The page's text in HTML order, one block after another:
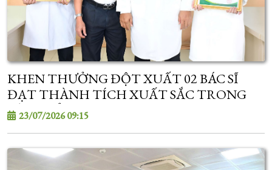
KHEN THƯỞNG ĐỘT XUẤT 02 BÁC SĨ
ĐẠT THÀNH TÍCH XUẤT SẮC TRONG
KỲ TUYỂN SINH SAU ĐẠI HỌC
23/07/2026 09:15